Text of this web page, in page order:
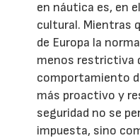
en náutica es, en
cultural. Mientras
de Europa la
menos restrictiva
comportamiento
más proactivo y
seguridad no se
impuesta, sino